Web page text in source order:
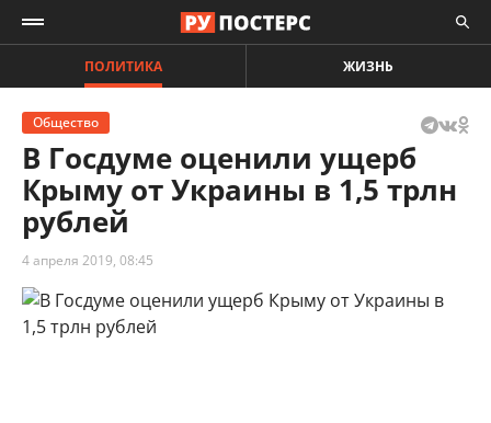
ПОЛИТИКА ЖИЗНЬ
Общество
В Госдуме оценили ущерб
Крыму от Украины в 1,5 трлн
рублей
4 апреля 2019, 08:45